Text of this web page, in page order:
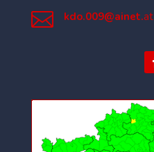
 kdo.009@ainet.at